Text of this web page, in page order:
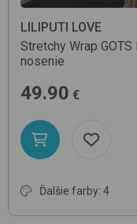
LILIPUTI LOVE
Stretchy Wrap GOTS
nosenie
49.90 €
Ďalšie farby: 4